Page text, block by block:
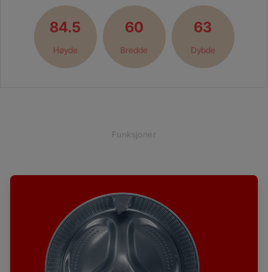
84.5
Høyde
60
Bredde
63
Dybde
Funksjoner